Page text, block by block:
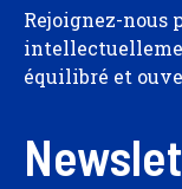
Rejoignez-nous
équilibré et